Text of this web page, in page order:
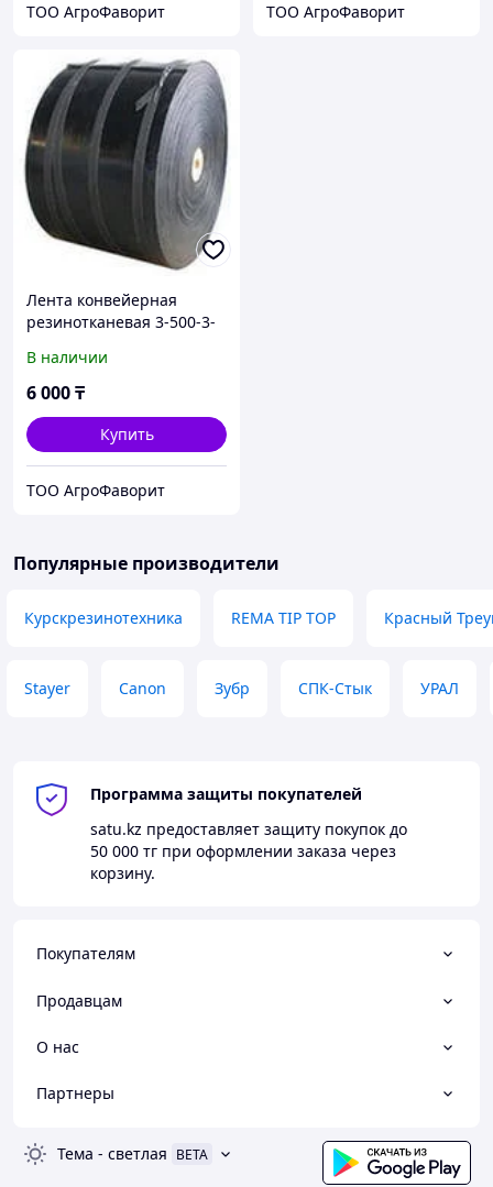
ТОО АгроФаворит ТОО АгроФаворит
Лента конвейерная
резинотканевая 3-500-3-
В наличии
6 000₸
Купить
ТОО АгроФаворит
Популярные производители
Курскрезинотехника REMA TIP TOP Красный
Stayer Canon Зубр СПК-Стык УРАЛ
Программа защиты покупателей
satu.kz предоставляет защиту покупок до
50 000 тг при оформлении заказа через
корзину.
Покупателям
Продавцам
О нас
Партнеры
Тема - светлая BETA